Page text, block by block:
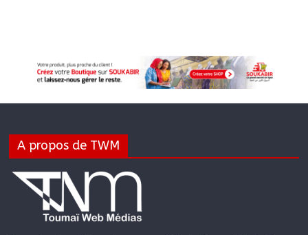
A propos de TWM